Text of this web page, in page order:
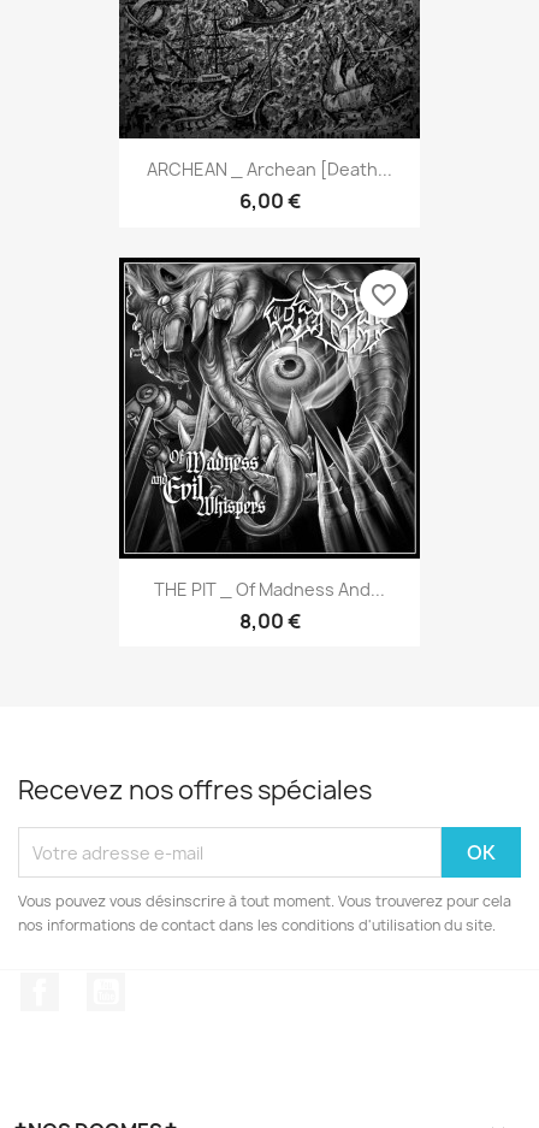
ARCHEAN _ Archean [Death...
6,00 €
THE PIT _ Of Madness And...
8,00 €
favorite_border
Recevez nos offres spéciales
Vous pouvez vous désinscrire à tout moment. Vous trouverez pour cela
nos informations de contact dans les conditions d'utilisation du site.